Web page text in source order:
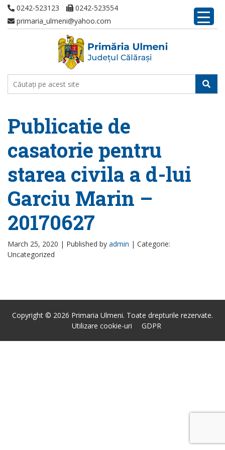
0242-523123
0242-523554
primaria_ulmeni@yahoo.com
Publicatie de
casatorie pentru
starea civila a d-lui
Garciu Marin –
20170627
March 25, 2020 | Published by admin | Categorie:
Uncategorized
Copyright © 2026 Primaria Ulmeni. Toate drepturile rezervate.
Utilizare cookie-uri
GDPR